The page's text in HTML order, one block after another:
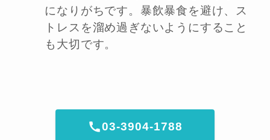
になりがちです。暴飲暴食を避け、ス
トレスを溜め過ぎないようにすること
も大切です。
03-3904-1788